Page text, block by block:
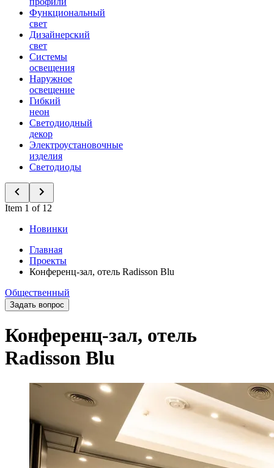
Функциональный
свет
Дизайнерский
свет
Системы
освещения
Наружное
освещение
Гибкий
неон
Светодиодный
декор
Электроустановочные
изделия
Светодиоды
Item 1 of 12
Новинки
Главная
Проекты
Конференц-зал, отель Radisson Blu
Общественный
Задать вопрос
Конференц-зал, отель
Radisson Blu